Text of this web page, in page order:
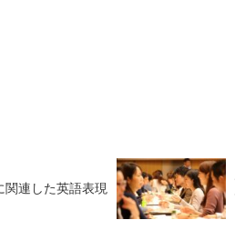
関連した英語表現